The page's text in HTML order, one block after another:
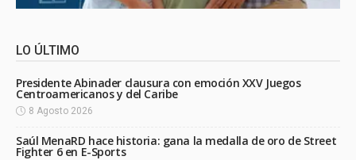
LO ÚLTIMO
Presidente Abinader clausura con emoción XXV Juegos
Centroamericanos y del Caribe
8 Agosto 2026
Saúl MenaRD hace historia: gana la medalla de oro de Street
Fighter 6 en E-Sports